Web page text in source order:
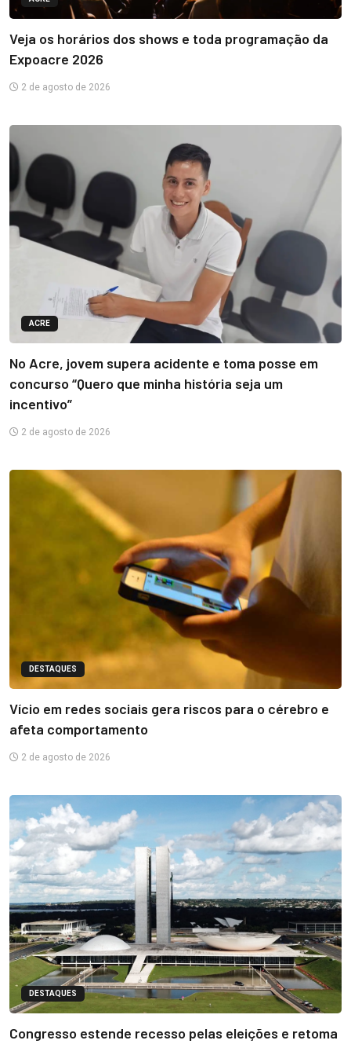
Veja os horários dos shows e toda programação da
Expoacre 2026
2 de agosto de 2026
ACRE
No Acre, jovem supera acidente e toma posse em
concurso “Quero que minha história seja um
incentivo”
2 de agosto de 2026
DESTAQUES
Vício em redes sociais gera riscos para o cérebro e
afeta comportamento
2 de agosto de 2026
DESTAQUES
Congresso estende recesso pelas eleições e retoma